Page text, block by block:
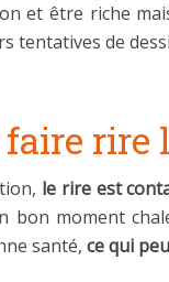
et être riche
tentatives de
rire
le rire est
bon moment
santé, ce qui